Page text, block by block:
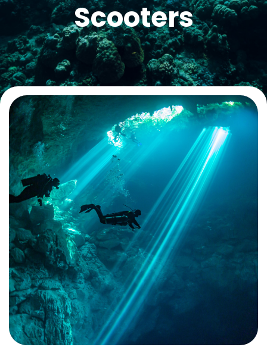
La plongée technique
La plongée adaptée
L'audiovisuel
La TSA et le TSC
Les sciences
La médecine
Contact
Scooters